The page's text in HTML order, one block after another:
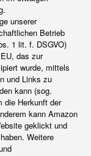
unserer
Betrieb
1 lit. f. DSGVO)
das zur
wurde, mittels
und Links zu
kann (sog.
die Herkunft der
kann Amazon
geklickt und
Weitere